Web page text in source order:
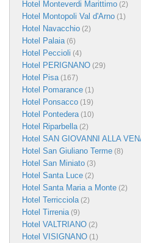
Hotel Monteverdi Marittimo (2)
Hotel Montopoli Val d'Arno (1)
Hotel Navacchio (2)
Hotel Palaia(6)
Hotel Peccioli (4)
Hotel PERIGNANO (29)
Hotel Pisa(167)
Hotel Pomarance (1)
Hotel Ponsacco (19)
Hotel Pontedera(10)
Hotel Riparbella(2)
Hotel SAN GIOVANNI ALLA
Hotel San Giuliano Terme (8)
Hotel San Miniato (3)
Hotel Santa Luce (2)
Hotel Santa Maria a Monte (2)
Hotel Terricciola(2)
Hotel Tirrenia(9)
Hotel VALTRIANO (2)
Hotel VISIGNANO (1)